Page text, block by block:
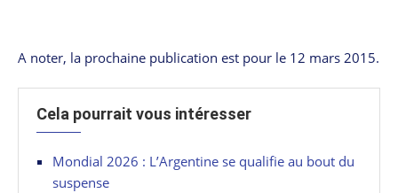
A noter, la prochaine publication est pour le 12 mars 2015.
Cela pourrait vous intéresser
Mondial 2026 : L’Argentine se qualifie au bout du
suspense